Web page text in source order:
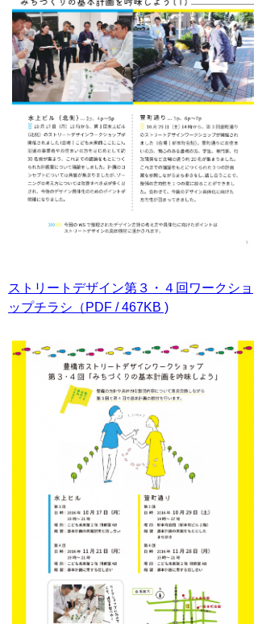
ストリートデザイン第３・４回ワークショ
ップチラシ（PDF / 467KB )